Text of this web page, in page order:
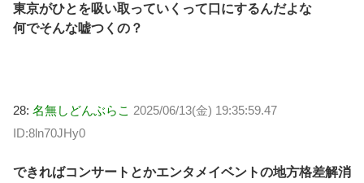
東京がひとを吸い取っていくって口にするんだよな
何でそんな嘘つくの？
28: 名無しどんぶらこ 2025/06/13(金) 19:35:59.47
ID:8ln70JHy0
できればコンサートとかエンタメイベントの地方格差解消